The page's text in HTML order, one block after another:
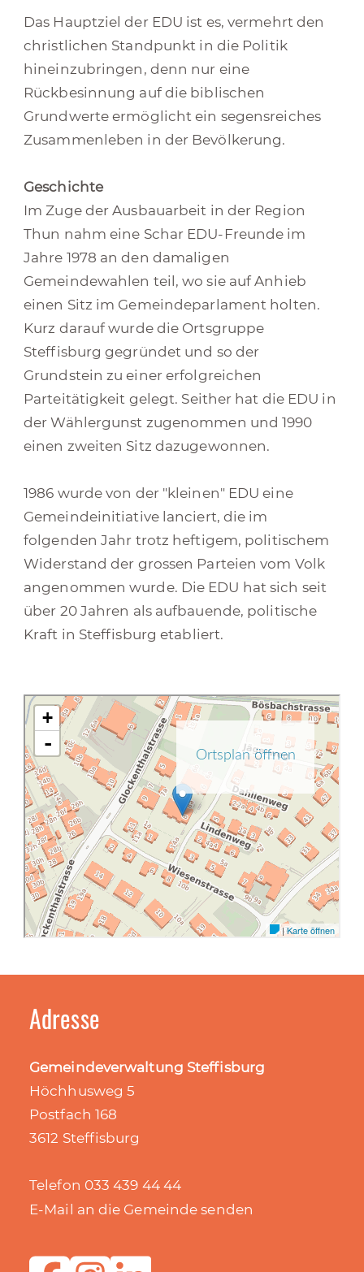
Das Hauptziel der EDU ist es, vermehrt den
christlichen Standpunkt in die Politik
hineinzubringen, denn nur eine
Rückbesinnung auf die biblischen
Grundwerte ermöglicht ein segensreiches
Zusammenleben in der Bevölkerung.
Geschichte
Im Zuge der Ausbauarbeit in der Region
Thun nahm eine Schar EDU-Freunde im
Jahre 1978 an den damaligen
Gemeindewahlen teil, wo sie auf Anhieb
einen Sitz im Gemeindeparlament holten.
Kurz darauf wurde die Ortsgruppe
Steffisburg gegründet und so der
Grundstein zu einer erfolgreichen
Parteitätigkeit gelegt. Seither hat die EDU in
der Wählergunst zugenommen und 1990
einen zweiten Sitz dazugewonnen.
1986 wurde von der "kleinen" EDU eine
Gemeindeinitiative lanciert, die im
folgenden Jahr trotz heftigem, politischem
Widerstand der grossen Parteien vom Volk
angenommen wurde. Die EDU hat sich seit
über 20 Jahren als aufbauende, politische
Kraft in Steffisburg etabliert.
Adresse
Gemeindeverwaltung Steffisburg
Höchhusweg 5
Postfach 168
3612 Steffisburg
Telefon 033 439 44 44
E-Mail an die Gemeinde senden